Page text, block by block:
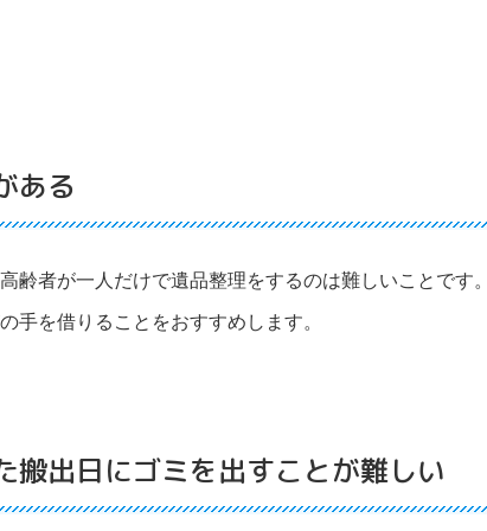
ある
齢者が一人だけで遺品整理をするのは難しいことです
手を借りることをおすすめします。
搬出日にゴミを出すことが難しい